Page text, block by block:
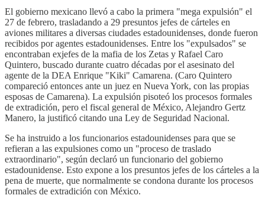
El gobierno mexicano llevó a cabo la primera "mega expulsión" el
27 de febrero, trasladando a 29 presuntos jefes de cárteles en
aviones militares a diversas ciudades estadounidenses, donde fueron
recibidos por agentes estadounidenses. Entre los "expulsados" se
encontraban exjefes de la mafia de los Zetas y Rafael Caro
Quintero, buscado durante cuatro décadas por el asesinato del
agente de la DEA Enrique "Kiki" Camarena. (Caro Quintero
compareció entonces ante un juez en Nueva York, con las propias
esposas de Camarena). La expulsión pisoteó los procesos formales
de extradición, pero el fiscal general de México, Alejandro Gertz
Manero, la justificó citando una Ley de Seguridad Nacional.
Se ha instruido a los funcionarios estadounidenses para que se
refieran a las expulsiones como un "proceso de traslado
extraordinario", según declaró un funcionario del gobierno
estadounidense. Esto expone a los presuntos jefes de los cárteles a la
pena de muerte, que normalmente se condona durante los procesos
formales de extradición con México.